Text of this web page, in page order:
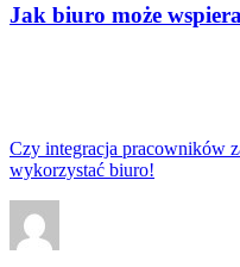
Jak biuro może
Czy integracja pracowników
wykorzystać biuro!